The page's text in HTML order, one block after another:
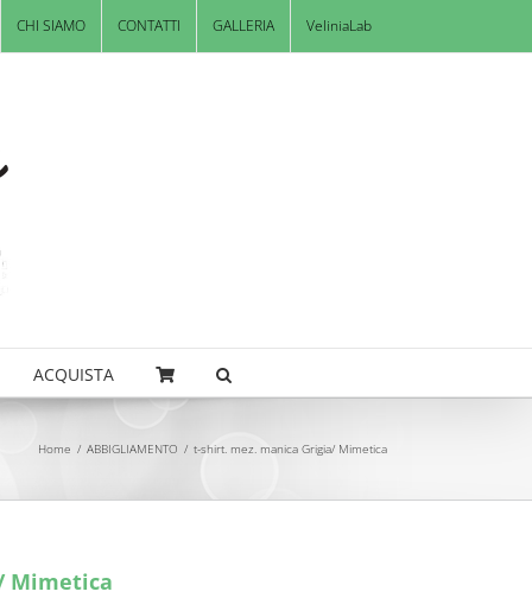
CHI SIAMO CONTATTI GALLERIA VeliniaLab
ACQUISTA
Home / ABBIGLIAMENTO / t-shirt. mez. manica Grigia/ Mimetica
Mimetica